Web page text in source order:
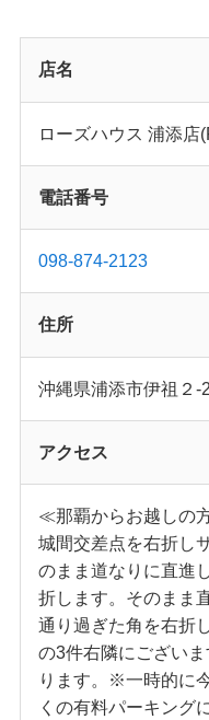
店名
ローズハウス 浦添店
電話番号
098-874-2123
住所
沖縄県浦添市伊祖２-
アクセス
≪那覇からお越しの
城間交差点を右折し
のまま道なりに直進
折します。そのまま
通り過ぎた角を右折
の3件右隣にござい
ります。※一時的に
くの有料パーキング